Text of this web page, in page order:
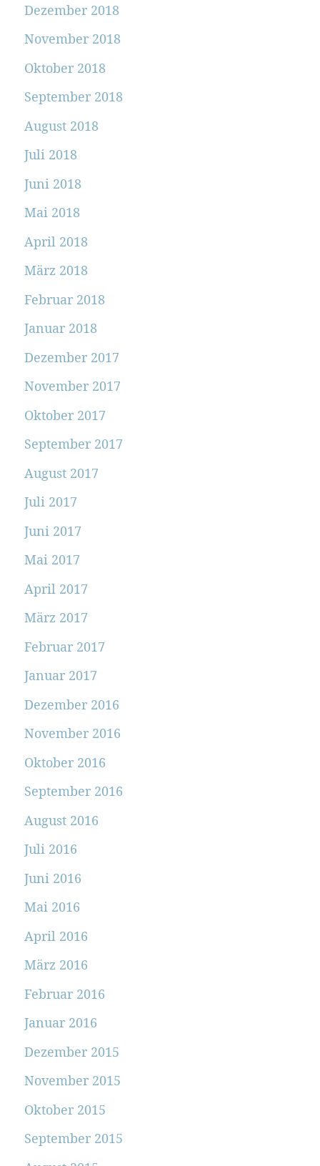
Dezember 2018
November 2018
Oktober 2018
September 2018
August 2018
Juli 2018
Juni 2018
Mai 2018
April 2018
März 2018
Februar 2018
Januar 2018
Dezember 2017
November 2017
Oktober 2017
September 2017
August 2017
Juli 2017
Juni 2017
Mai 2017
April 2017
März 2017
Februar 2017
Januar 2017
Dezember 2016
November 2016
Oktober 2016
September 2016
August 2016
Juli 2016
Juni 2016
Mai 2016
April 2016
März 2016
Februar 2016
Januar 2016
Dezember 2015
November 2015
Oktober 2015
September 2015